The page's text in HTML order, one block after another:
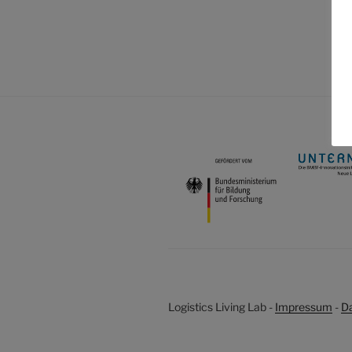
Logistics Living Lab - Impressum -